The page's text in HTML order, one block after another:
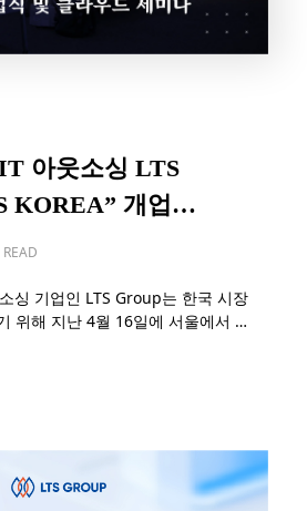
아웃소싱 LTS
KOREA” 개업식
미나 주최
싱 기업인 LTS Group는 한국 시장
위해 지난 4월 16일에 서울에서 한
, 계열회사 및 한국 파트너 등 20
하여 지사 설립을 축하했다. 지사